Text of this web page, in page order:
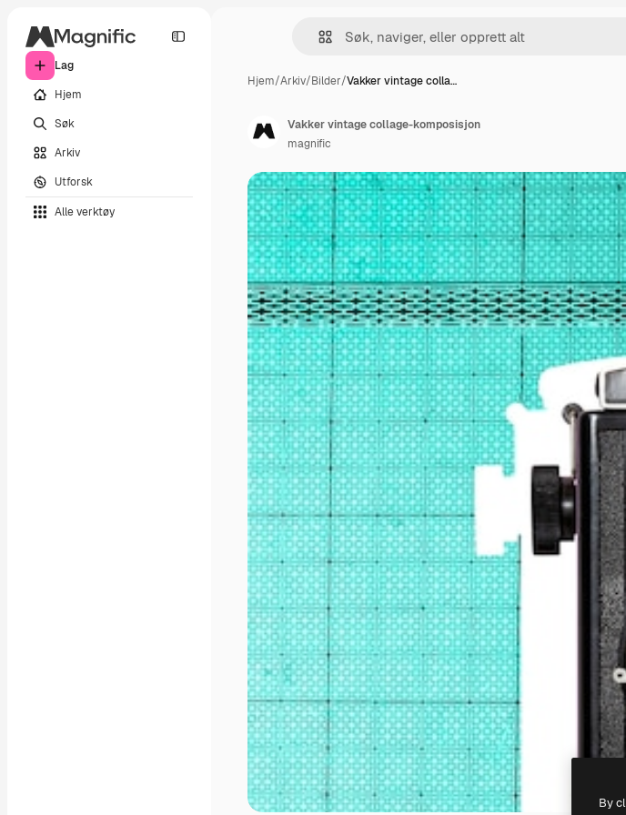
Lag
Hjem
Søk
Arkiv
Utforsk
Alle verktøy
Hjem/Arkiv/Bilder/Vakker vintage colla…
Vakker vintage collage-komposisjon
magnific
By